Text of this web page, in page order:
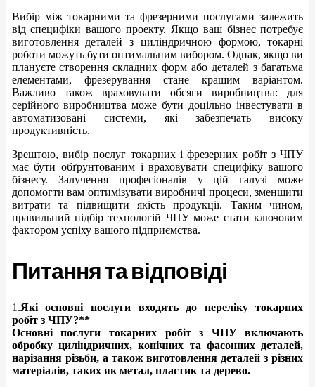
Вибір між токарними та фрезерними послугами залежить
від специфіки вашого проекту. Якщо ваш бізнес потребує
виготовлення деталей з циліндричною формою, токарні
роботи можуть бути оптимальним вибором. Однак, якщо ви
плануєте створення складних форм або деталей з багатьма
елементами, фрезерування стане кращим варіантом.
Важливо також враховувати обсяги виробництва: для
серійного виробництва може бути доцільно інвестувати в
автоматизовані системи, які забезпечать високу
продуктивність.
Зрештою, вибір послуг токарних і фрезерних робіт з ЧПУ
має бути обґрунтованим і враховувати специфіку вашого
бізнесу. Залучення професіоналів у цій галузі може
допомогти вам оптимізувати виробничі процеси, зменшити
витрати та підвищити якість продукції. Таким чином,
правильний підбір технологій ЧПУ може стати ключовим
фактором успіху вашого підприємства.
Питання та відповіді
1.Які основні послуги входять до переліку токарних
робіт з ЧПУ?**
Основні послуги токарних робіт з ЧПУ включають
обробку циліндричних, конічних та фасонних деталей,
нарізання різьби, а також виготовлення деталей з різних
матеріалів, таких як метал, пластик та дерево.